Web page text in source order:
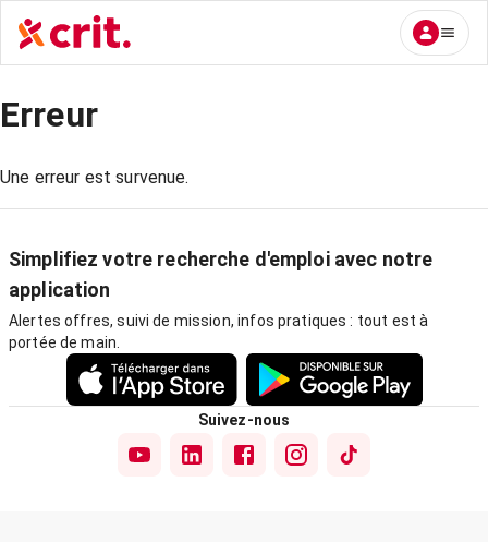
Erreur
Une erreur est survenue.
Simplifiez votre recherche d'emploi avec notre
application
Alertes offres, suivi de mission, infos pratiques : tout est à
portée de main.
Suivez-nous